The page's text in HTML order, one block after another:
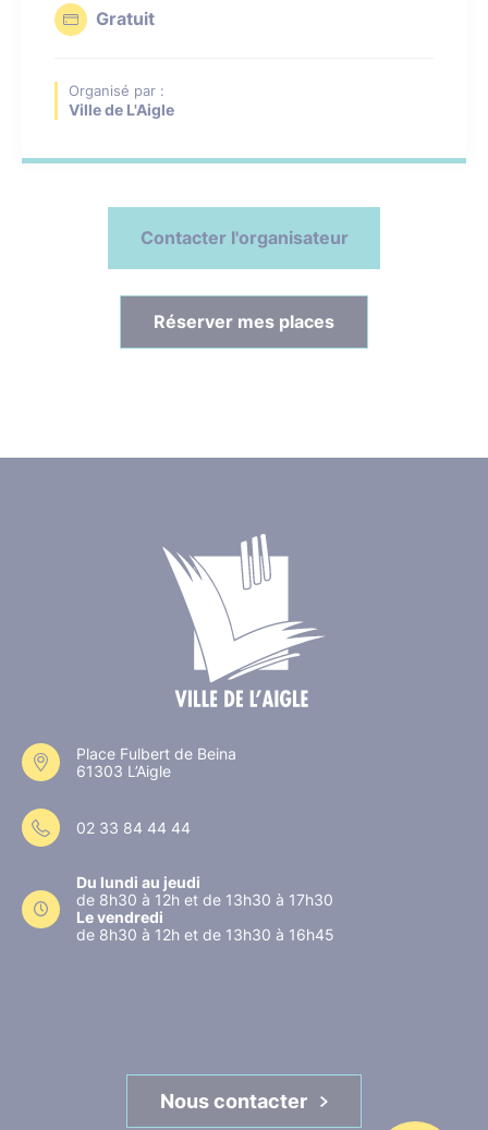
Gratuit
Organisé par :
Ville de L'Aigle
Contacter l'organisateur
Réserver mes places
Place Fulbert de Beina
61303 L’Aigle
02 33 84 44 44
Du lundi au jeudi
de 8h30 à 12h et de 13h30 à 17h30
Le vendredi
de 8h30 à 12h et de 13h30 à 16h45
Nous contacter